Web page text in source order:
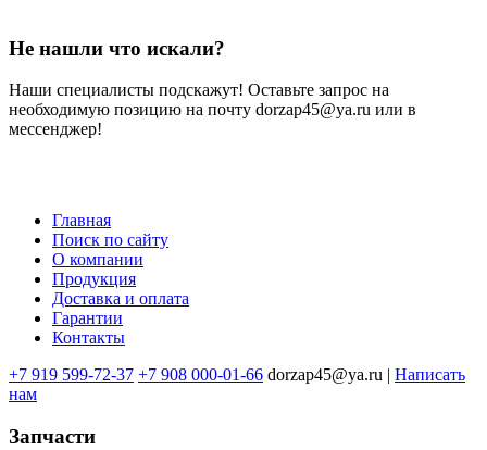
Не нашли что искали?
Наши специалисты подскажут! Оставьте запрос на
необходимую позицию на почту dorzap45@ya.ru или в
мессенджер!
Меню
подвале
Главная
Поиск по сайту
О компании
Продукция
Доставка и оплата
Гарантии
Контакты
+7 919 599-72-37 +7 908 000-01-66 dorzap45@ya.ru | Написать
нам
Запчасти